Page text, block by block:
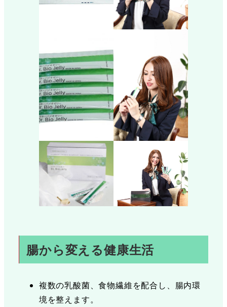
腸から変える健康生活
複数の乳酸菌、食物繊維を配合し、腸内環
境を整えます。